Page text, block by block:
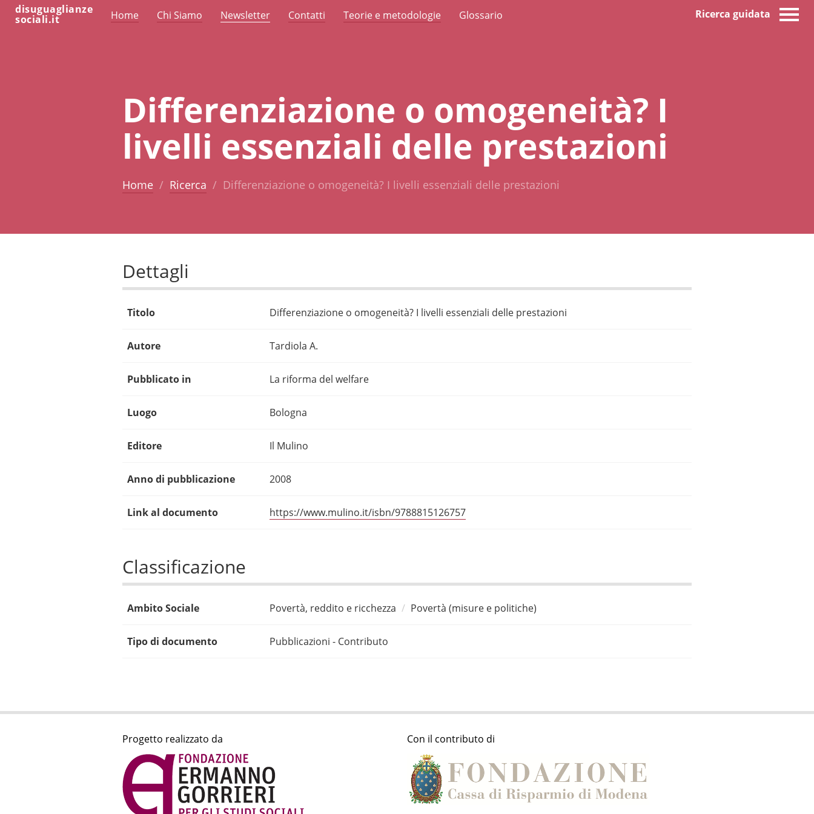
disuguaglianze
sociali.it Home Chi Siamo Newsletter Contatti Teorie e metodologie Glossario Ricerca guidata
Differenziazione o omogeneità? I
livelli essenziali delle prestazioni
Home Ricerca Differenziazione o omogeneità? I livelli essenziali delle prestazioni
Dettagli
Titolo Differenziazione o omogeneità? I livelli essenziali delle prestazioni
Autore Tardiola A.
Pubblicato in La riforma del welfare
Luogo Bologna
Editore Il Mulino
Anno di pubblicazione 2008
Link al documento https://www.mulino.it/isbn/9788815126757
Classificazione
Ambito Sociale Povertà, reddito e ricchezza Povertà (misure e politiche)
Tipo di documento Pubblicazioni - Contributo
Progetto realizzato da Con il contributo di